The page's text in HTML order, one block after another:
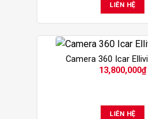
LIÊN HỆ
Camera 360 Icar
13,800,000₫
LIÊN HỆ